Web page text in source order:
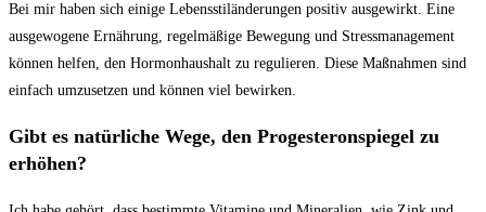
Bei mir haben sich einige Lebensstiländerungen⁣ positiv ausgewirkt. ⁣Eine
ausgewogene Ernährung, regelmäßige⁢ Bewegung und Stressmanagement
können helfen, den Hormonhaushalt zu regulieren. ‌Diese Maßnahmen sind
einfach⁢ umzusetzen und können viel bewirken.
Gibt es ‌natürliche Wege, den⁤ Progesteronspiegel zu
erhöhen?